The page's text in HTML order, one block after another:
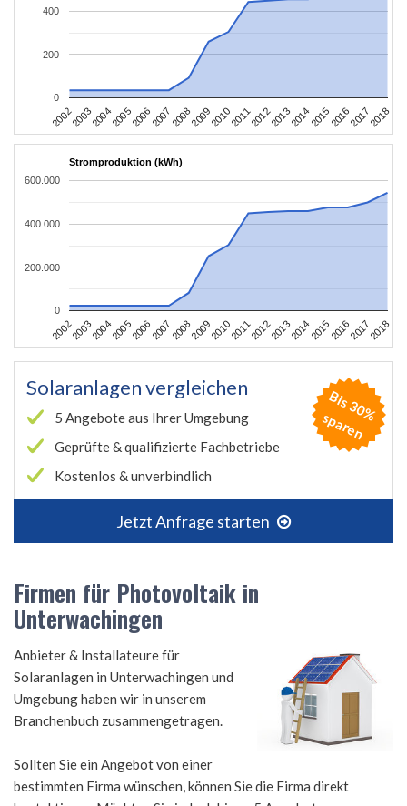
20022003200420052006200720082009201020112012201320142015201620172018
0
200
400
Stromproduktion (kWh)
20022003200420052006200720082009201020112012201320142015201620172018
0
200.000
400.000
600.000
Solaranlagen vergleichen
5 Angebote aus Ihrer Umgebung
Geprüfte & qualifizierte Fachbetriebe
Kostenlos & unverbindlich
Jetzt Anfrage starten
B
is
3
0
%
s
p
a
r
e
n
Firmen für Photovoltaik in
Unterwachingen
Anbieter & Installateure für
Solaranlagen in Unterwachingen und
Umgebung haben wir in unserem
Branchenbuch zusammengetragen.
Sollten Sie ein Angebot von einer
bestimmten Firma wünschen, können Sie die Firma direkt